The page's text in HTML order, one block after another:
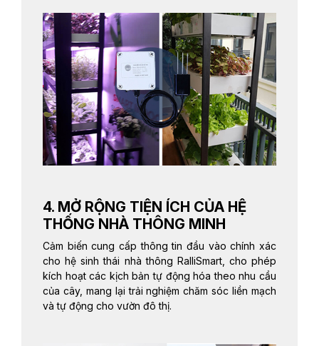
4. MỞ RỘNG TIỆN ÍCH CỦA HỆ
THỐNG NHÀ THÔNG MINH
Cảm biến cung cấp thông tin đầu vào chính xác
cho hệ sinh thái nhà thông RalliSmart, cho phép
kích hoạt các kịch bản tự động hóa theo nhu cầu
của cây, mang lại trải nghiệm chăm sóc liền mạch
và tự động cho vườn đô thị.